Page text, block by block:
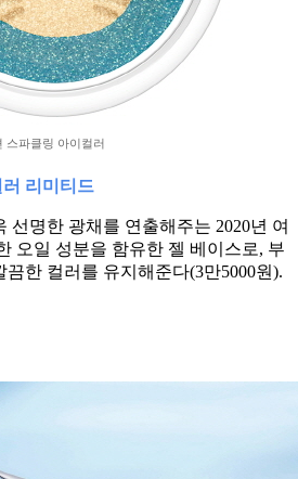
파클링 아이컬러
리미티드
선명한 광채를 연출해주는 2020년 여
오일 성분을 함유한 젤 베이스로, 부
한 컬러를 유지해준다(3만5000원).